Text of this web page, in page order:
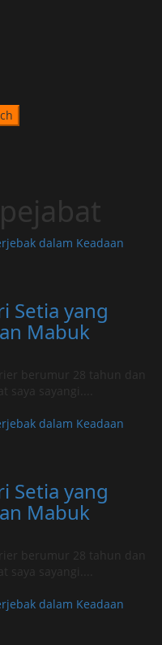
dalam Keadaan
Setia yang
Mabuk
berumur 28 tahun dan
saya sayangi....
dalam Keadaan
Setia yang
Mabuk
berumur 28 tahun dan
saya sayangi....
dalam Keadaan